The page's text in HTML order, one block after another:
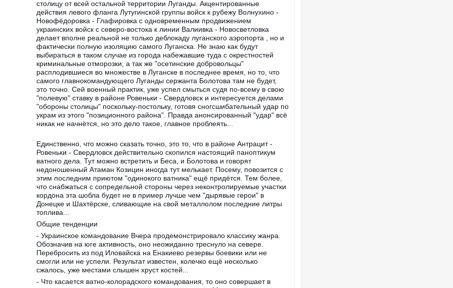
столицу от всей остальной территории Луганды. Акцентированные
действия левого фланга Лутугинской группы войск к рубежу Волнухино -
Новофёдоровка - Глафировка с одновременным продвижением
украинских войск с северо-востока к линии Валиивка - Новосветловка
делает вполне реальной не только деблокаду луганского аэропорта , но и
фактически полную изоляцию самого Луганска. Не знаю как будут
выбираться в таком случае из города набежавшие туда с окрестностей
криминальные отморозки, а так же "осетинские добровольцы"
расплодившиеся во множестве в Луганске в последнее время, но то, что
самого главнокомандующего Луганды сержанта Болотова там не будет,
это точно. Сей военный практик, уже успел смыться судя по-всему в свою
"полевую" ставку в районе Ровеньки - Свердловск и интересуется делами
"обороны столицы" поскольку-постольку, готовя сногсшибательный удар по
украм из этого "позиционного района". Правда анонсированный "удар" всё
никак не начнётся, но это дело такое, главное проблеять...
Единственно, что можно сказать точно, это то, что в районе Антрацит -
Ровеньки - Свердловск действительно скопился настоящий паноптикум
ватного дела. Тут можно встретить и Беса, и Болотова и говорят
недоношенный Атаман Козицин иногда тут мелькает. Посему, повозится с
этим последним приютом "одинокого ватника" ещё придётся. Тем более,
что снабжаться с сопредельной стороны через неконтролируемые участки
кордона эта шобла будет не в пример лучше чем "дырявые герои" в
Донецке и Шахтёрске, сливающие на свой металлолом последние литры
топлива...
Общие тенденции
- Украинское командование Вчера продемонстрировало классику жанра.
Обозначив на юге активность, оно неожиданно треснуло на севере.
Перебросить из под Иловайска на Енакиево резервы боевики или не
смогли или не успели. Результат известен, колечко ещё несколько
сжалось, уже местами слышен хруст костей...
- Что касается ватно-колорадского командования, то оно совершает в